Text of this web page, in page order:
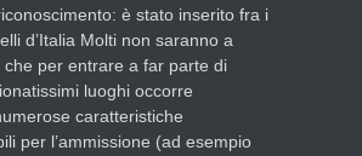
è stato inserito fra i
d’Italia Molti non saranno a
che per entrare a far parte di
luoghi occorre
caratteristiche
per l’ammissione (ad esempio